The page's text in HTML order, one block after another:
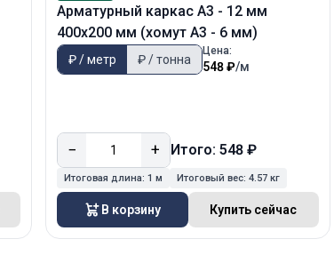
Арматурный каркас А3 - 12 мм
400х200 мм (хомут А3 - 6 мм)
₽ / метр ₽ / тонна
Цена:
548 ₽/м
− + Итого: 548 ₽
Итоговая длина:1 м Итоговый вес:4.57 кг
В корзину Купить сейчас